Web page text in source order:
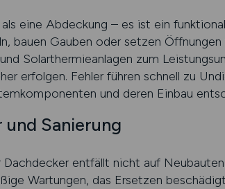
eine Abdeckung – es ist ein
bauen Gauben oder setzen
Solarthermieanlagen zum
erfolgen. Fehler führen schnell zu
und deren Einbau
Sanierung
entfällt nicht auf
Wartungen, das Ersetzen